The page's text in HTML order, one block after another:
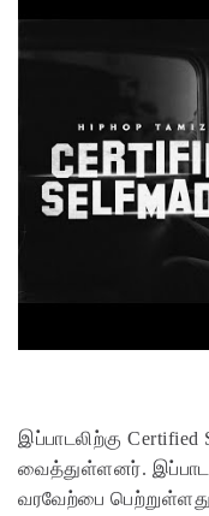
இப்பாடலிற்கு
வைத்துள்ளனர்.
வரவேற்பை